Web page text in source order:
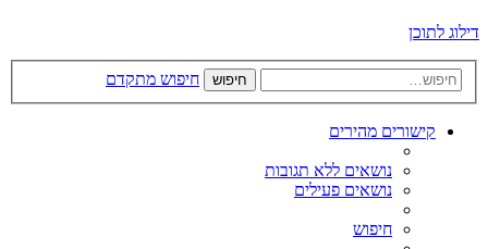
דילוג לתוכן
חיפוש חיפוש מתקדם
קישורים מהירים
נושאים ללא תגובות
נושאים פעילים
חיפוש